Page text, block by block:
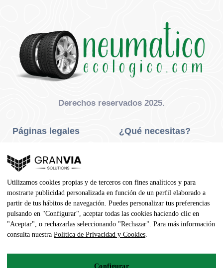
Derechos reservados 2025.
Páginas legales
Privacidad Y Cookies
Aviso Legal
Condiciones De Compra
Contacto
¿Qué necesitas?
Neumáticos Agrícola
Dirección
Utilizamos cookies propias y de terceros con fines analíticos y para
mostrarte publicidad personalizada en función de un perfil elaborado a
partir de tus hábitos de navegación. Puedes personalizar tus preferencias
pulsando en "Configurar", aceptar todas las cookies haciendo clic en
"Aceptar", o rechazarlas seleccionando "Rechazar". Para más información
consulta nuestra Política de Privacidad y Cookies.
Configurar